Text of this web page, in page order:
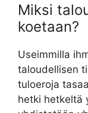
Miksi
koetaan?
Useimmilla
taloudellisen
tuloeroja
hetki hetkeltä